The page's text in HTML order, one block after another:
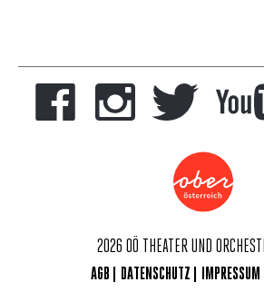
2026 OÖ THEATER UND
AGB DATENSCHUTZ IMPRESSUM